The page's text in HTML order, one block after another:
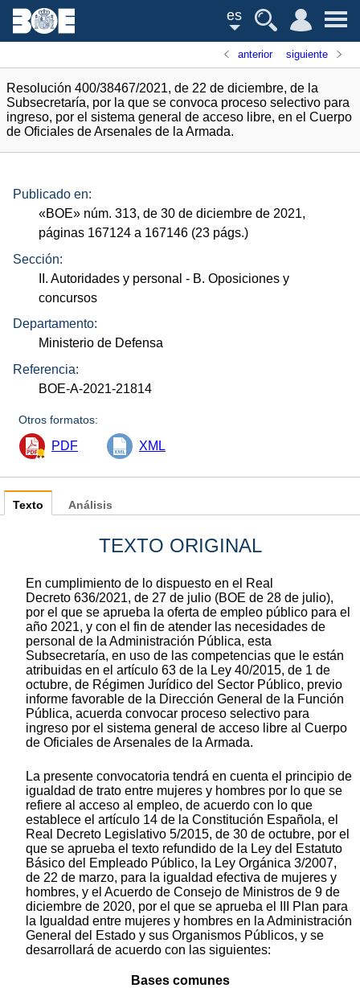
es
anterior siguiente
Resolución 400/38467/2021, de 22 de diciembre, de la
Subsecretaría, por la que se convoca proceso selectivo para
ingreso, por el sistema general de acceso libre, en el Cuerpo
de Oficiales de Arsenales de la Armada.
Publicado en:
«BOE» núm. 313, de 30 de diciembre de 2021,
páginas 167124 a 167146 (23 págs.)
Sección:
II. Autoridades y personal - B. Oposiciones y
concursos
Departamento:
Ministerio de Defensa
Referencia:
BOE-A-2021-21814
Otros formatos:
PDF XML
Texto
TEXTO ORIGINAL
En cumplimiento de lo dispuesto en el Real
Decreto 636/2021, de 27 de julio (BOE de 28 de julio),
por el que se aprueba la oferta de empleo público para el
año 2021, y con el fin de atender las necesidades de
personal de la Administración Pública, esta
Subsecretaría, en uso de las competencias que le están
atribuidas en el artículo 63 de la Ley 40/2015, de 1 de
octubre, de Régimen Jurídico del Sector Público, previo
informe favorable de la Dirección General de la Función
Pública, acuerda convocar proceso selectivo para
ingreso por el sistema general de acceso libre al Cuerpo
de Oficiales de Arsenales de la Armada.
La presente convocatoria tendrá en cuenta el principio de
igualdad de trato entre mujeres y hombres por lo que se
refiere al acceso al empleo, de acuerdo con lo que
establece el artículo 14 de la Constitución Española, el
Real Decreto Legislativo 5/2015, de 30 de octubre, por el
que se aprueba el texto refundido de la Ley del Estatuto
Básico del Empleado Público, la Ley Orgánica 3/2007,
de 22 de marzo, para la igualdad efectiva de mujeres y
hombres, y el Acuerdo de Consejo de Ministros de 9 de
diciembre de 2020, por el que se aprueba el III Plan para
la Igualdad entre mujeres y hombres en la Administración
General del Estado y sus Organismos Públicos, y se
desarrollará de acuerdo con las siguientes:
Bases comunes
Análisis